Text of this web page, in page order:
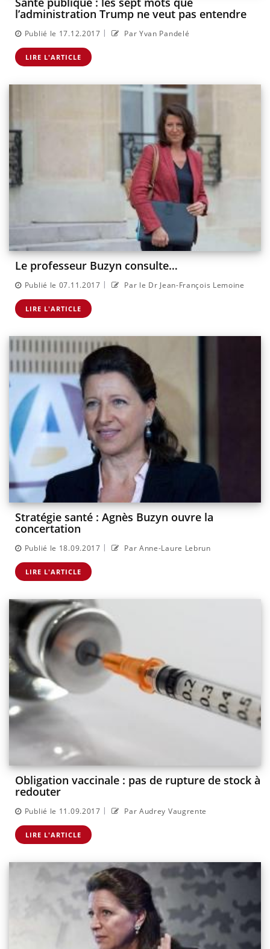
l’administration Trump ne veut pas entendre
Publié le 17.12.2017 | Par Yvan Pandelé
LIRE L'ARTICLE
Le professeur Buzyn consulte…
Publié le 07.11.2017 | Par le Dr Jean-François Lemoine
LIRE L'ARTICLE
Stratégie santé : Agnès Buzyn ouvre la
concertation
Publié le 18.09.2017 | Par Anne-Laure Lebrun
LIRE L'ARTICLE
Obligation vaccinale : pas de rupture de stock à
redouter
Publié le 11.09.2017 | Par Audrey Vaugrente
LIRE L'ARTICLE